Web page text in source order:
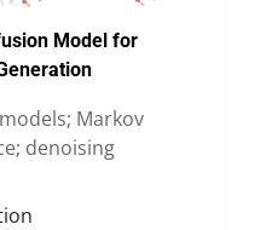
Model for
Markov
denoising